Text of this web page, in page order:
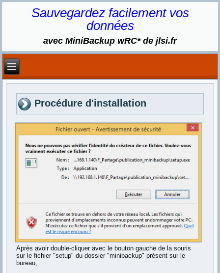
Sauvegardez facilement vos
données
avec MiniBackup wRC* de jlsi.fr
Procédure d'installation
Après avoir double-cliquer avec le bouton gauche de la souris
sur le fichier "setup" du dossier "minibackup" présent sur le
bureau,